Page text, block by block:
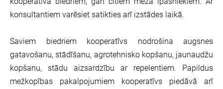
konsultantiem varēsiet satikties arī izstādes laikā.
Saviem biedriem kooperatīvs nodrošina augsnes
gatavošanu, stādīšanu, agrotehnisko kopšanu, jaunaudžu
kopšanu, stādu aizsardzību ar repelentiem. Papildus
mežkopības pakalpojumiem kooperatīvs piedāvā arī